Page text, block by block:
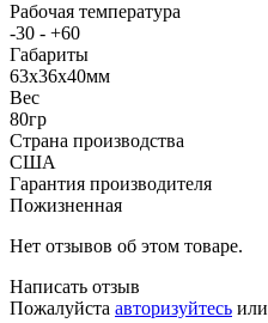
Рабочая температура
-30 - +60
Габариты
63x36x40мм
Вес
80гр
Страна производства
США
Гарантия производителя
Пожизненная
Нет отзывов об этом товаре.
Написать отзыв
Пожалуйста авторизуйтесь или